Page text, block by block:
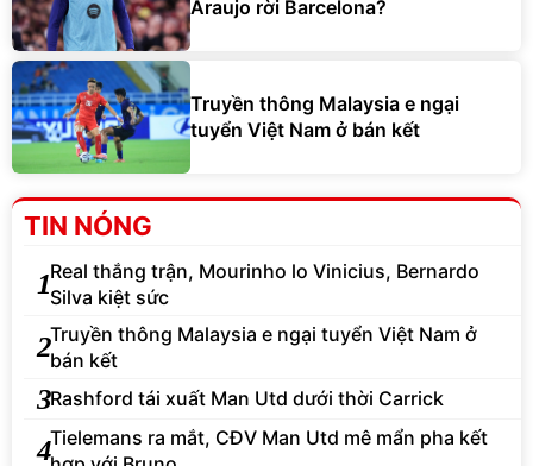
Araujo rời Barcelona?
Truyền thông Malaysia e ngại
tuyển Việt Nam ở bán kết
TIN NÓNG
1Real thắng trận, Mourinho lo Vinicius, Bernardo
Silva kiệt sức
2Truyền thông Malaysia e ngại tuyển Việt Nam ở
bán kết
3Rashford tái xuất Man Utd dưới thời Carrick
4Tielemans ra mắt, CĐV Man Utd mê mẩn pha kết